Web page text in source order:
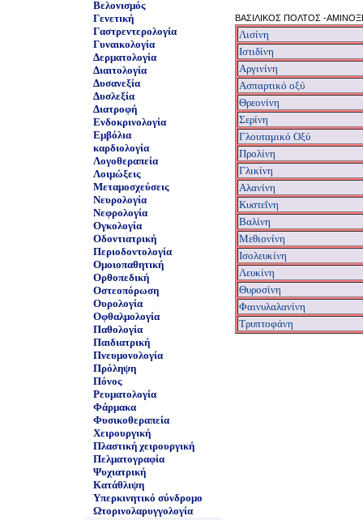
Βελονισμός
Γενετική
Γαστρεντερολογία
Γυναικολογία
Δερματολογία
Διαιτολογία
Δυσανεξία
Δυσλεξία
Διατροφή
Ενδοκρινολογία
Εμβόλια
καρδιολογία
Λογοθεραπεία
Λοιμώξεις
Μεταμοσχεύσεις
Νευρολογία
Νεφρολογία
Ογκολογία
Οδοντιατρική
Περιοδοντολογία
Ομοιοπαθητική
Ορθοπεδική
Οστεοπόρωση
Ουρολογία
Οφθαλμολογία
Παθολογία
Παιδιατρική
Πνευμονολογία
Πρόληψη
Πόνος
Ρευματολογία
Φάρμακα
Φυσικοθεραπεία
Χειρουργική
Πλαστική χειρουργική
Πελματογραφία
Ψυχιατρική
Κατάθλιψη
Υπερκινητικό σύνδρομο
Ωτορινολαρυγγολογία
ΒΑΣΙΛΙΚΟΣ ΠΟΛΤΟΣ -
Λισίνη
Ιστιδίνη
Aργινίνη
Ασπαρτικό οξύ
Θρεονίνη
Σερίνη
Γλουταμικό Οξύ
Προλίνη
Γλικίνη
Αλανίνη
Κυστεΐνη
Βαλίνη
Μεθιονίνη
Ισολευκίνη
Λευκίνη
Θυροσίνη
Φαινυλαλανίνη
Tρυπτοφάνη